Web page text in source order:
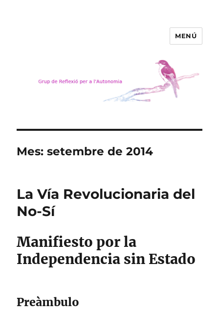
MENÚ
Mes:setembre de 2014
La Vía Revolucionaria del
No-Sí
Manifiesto por la
Independencia sin Estado
Preàmbulo